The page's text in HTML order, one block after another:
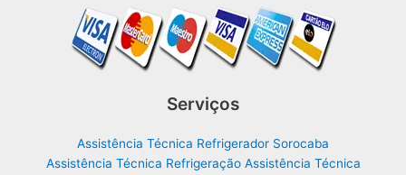
Serviços
Assistência Técnica Refrigerador Sorocaba
Assistência Técnica Refrigeração Assistência Técnica